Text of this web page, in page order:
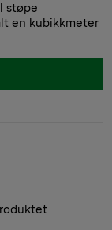
støpe
en kubikkmeter